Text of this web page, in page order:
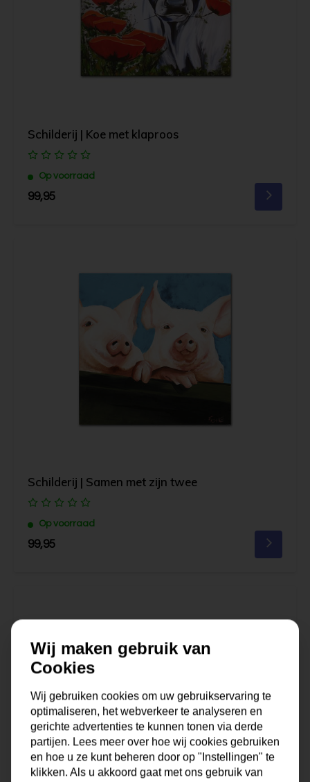
Schilderij | Koe met klaproos
Op voorraad
99,95
Schilderij | Samen met zijn twee
Op voorraad
99,95
Wij maken gebruik van
Cookies
Wij gebruiken cookies om uw gebruikservaring te
optimaliseren, het webverkeer te analyseren en
gerichte advertenties te kunnen tonen via derde
partijen. Lees meer over hoe wij cookies gebruiken
en hoe u ze kunt beheren door op "Instellingen" te
klikken. Als u akkoord gaat met ons gebruik van